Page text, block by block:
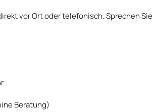
vor Ort oder telefonisch. Sprechen Sie
Beratung)